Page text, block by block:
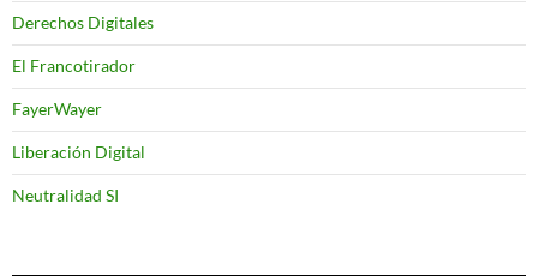
Derechos Digitales
El Francotirador
FayerWayer
Liberación Digital
Neutralidad SI